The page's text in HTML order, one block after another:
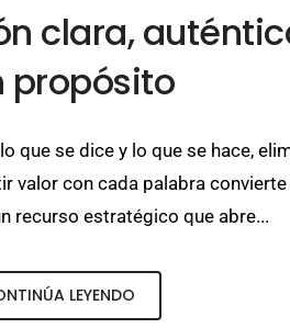
clara,
propósito
que se dice y lo que se hace,
valor con cada palabra convierte
recurso estratégico que abre...
LEYENDO